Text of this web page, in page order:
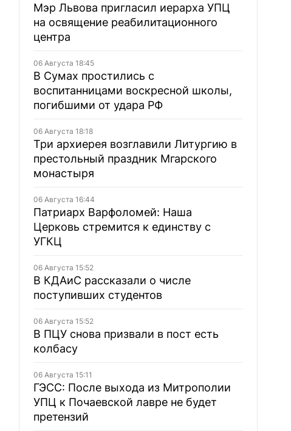
Мэр Львова пригласил иерарха УПЦ
на освящение реабилитационного
центра
06 Августа 18:45
В Сумах простились с
воспитанницами воскресной школы,
погибшими от удара РФ
06 Августа 18:18
Три архиерея возглавили Литургию в
престольный праздник Мгарского
монастыря
06 Августа 16:44
Патриарх Варфоломей: Наша
Церковь стремится к единству с
УГКЦ
06 Августа 15:52
В КДАиС рассказали о числе
поступивших студентов
06 Августа 15:52
В ПЦУ снова призвали в пост есть
колбасу
06 Августа 15:11
ГЭСС: После выхода из Митрополии
УПЦ к Почаевской лавре не будет
претензий